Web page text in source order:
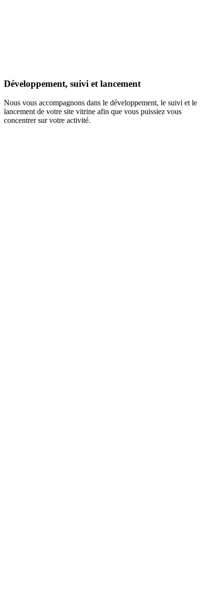
Développement, suivi et lancement
Nous vous accompagnons dans le développement, le suivi et le
lancement de votre site vitrine afin que vous puissiez vous
concentrer sur votre activité.